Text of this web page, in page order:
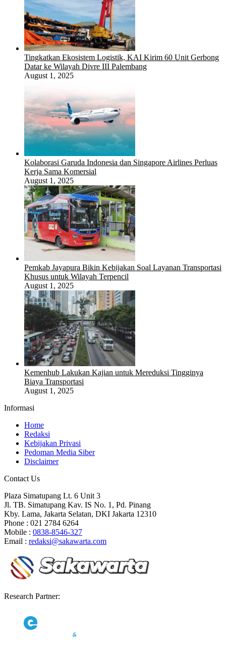
Tingkatkan Ekosistem Logistik, KAI Kirim 60 Unit Gerbong
Datar ke Wilayah Divre III Palembang
August 1, 2025
Kolaborasi Garuda Indonesia dan Singapore Airlines Perluas
Kerja Sama Komersial
August 1, 2025
Pemkab Jayapura Bikin Kebijakan Soal Layanan Transportasi
Khusus untuk Wilayah Terpencil
August 1, 2025
Kemenhub Lakukan Kajian untuk Mereduksi Tingginya
Biaya Transportasi
August 1, 2025
Informasi
Home
Redaksi
Kebijakan Privasi
Pedoman Media Siber
Disclaimer
Contact Us
Plaza Simatupang Lt. 6 Unit 3
Jl. TB. Simatupang Kav. IS No. 1, Pd. Pinang
Kby. Lama, Jakarta Selatan, DKI Jakarta 12310
Phone : 021 2784 6264
Mobile : 0838-8546-327
Email : redaksi@sakawarta.com
Research Partner: